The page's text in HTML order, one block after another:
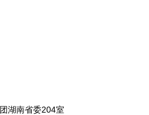
湖南省委204室